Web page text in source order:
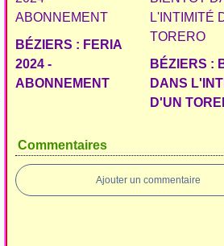
BÉZIERS : FERIA
2024 -
ABONNEMENT
BÉZIERS :
DANS
D'UN
Commentaires
Ajouter un commentaire